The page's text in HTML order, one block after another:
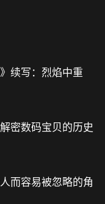
续写：烈焰中重
密数码宝贝的历史
而容易被忽略的角